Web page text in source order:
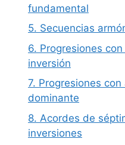
fundamental
5. Secuencias
6. Progresiones
inversión
7. Progresiones
dominante
8. Acordes de
inversiones